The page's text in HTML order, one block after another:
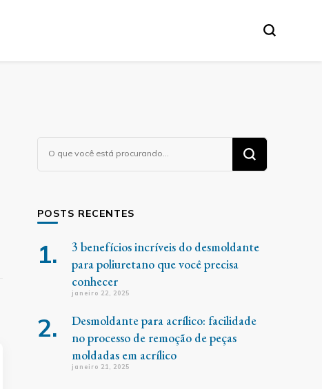
algo?
POSTS RECENTES
3 benefícios incríveis do desmoldante
para poliuretano que você precisa
conhecer
janeiro 22, 2025
Desmoldante para acrílico: facilidade
no processo de remoção de peças
moldadas em acrílico
janeiro 21, 2025